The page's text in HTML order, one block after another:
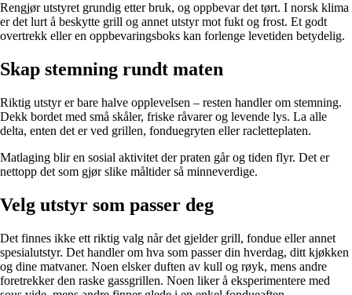
Rengjør utstyret grundig etter bruk, og oppbevar det tørt. I norsk klima
er det lurt å beskytte grill og annet utstyr mot fukt og frost. Et godt
overtrekk eller en oppbevaringsboks kan forlenge levetiden betydelig.
Skap stemning rundt maten
Riktig utstyr er bare halve opplevelsen – resten handler om stemning.
Dekk bordet med små skåler, friske råvarer og levende lys. La alle
delta, enten det er ved grillen, fonduegryten eller racletteplaten.
Matlaging blir en sosial aktivitet der praten går og tiden flyr. Det er
nettopp det som gjør slike måltider så minneverdige.
Velg utstyr som passer deg
Det finnes ikke ett riktig valg når det gjelder grill, fondue eller annet
spesialutstyr. Det handler om hva som passer din hverdag, ditt kjøkken
og dine matvaner. Noen elsker duften av kull og røyk, mens andre
foretrekker den raske gassgrillen. Noen liker å eksperimentere med